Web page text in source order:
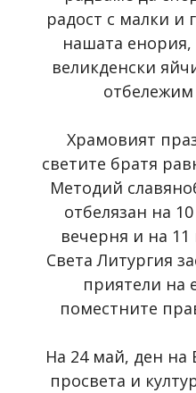
радост с малки и
нашата
великденски
отбележим
Храмовият
светите братя
Методий
отбелязан на
вечерня и на
Света Литургия
приятели на
поместните
На 24 май, ден на
просвета и